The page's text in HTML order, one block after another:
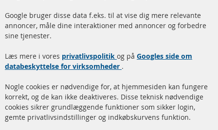
Hurtige links
Dieselpartikelfilter (DPF)
rengøring
Katalysator (KAT)
Sensorer
FAQ
Kundeservice
Betalingsmetoder
Kontakt
Google bruger disse data f.eks. til at vise dig mere relevante
annoncer, måle dine interaktioner med annoncer og forbedre
sine tjenester.
Læs mere i vores privatlivspolitik og på Googles side om
databeskyttelse for virksomheder .
Nogle cookies er nødvendige for, at hjemmesiden kan fungere
korrekt, og de kan ikke deaktiveres. Disse teknisk nødvendige
cookies sikrer grundlæggende funktioner som sikker login,
gemte privatlivsindstillinger og indkøbskurvens funktion.